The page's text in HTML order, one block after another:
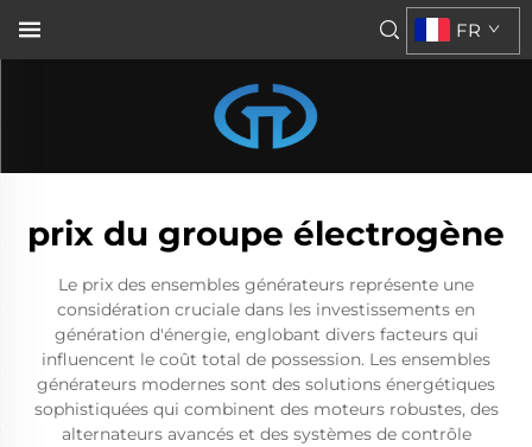
FR
prix du groupe électrogène
Le prix des ensembles générateurs représente une
considération cruciale dans les investissements en
génération d'énergie, englobant divers facteurs qui
influencent le coût total de possession. Les ensembles
générateurs modernes sont des solutions énergétiques
sophistiquées qui combinent des moteurs robustes, des
alternateurs avancés et des systèmes de contrôle